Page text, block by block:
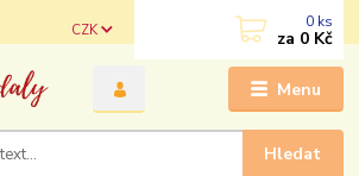
Menu
CZK
Hledat
0 ks
za 0 Kč